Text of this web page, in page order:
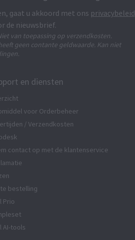
gaat u akkoord met ons privacybeleid
de nieuwsbrief.
van toepassing op verzendkosten.
geen contante geldwaarde. Kan niet
en diensten
voor Orderbeheer
/ Verzendkosten
contact op met de klantenservice
bestelling
Prio
AI-tools